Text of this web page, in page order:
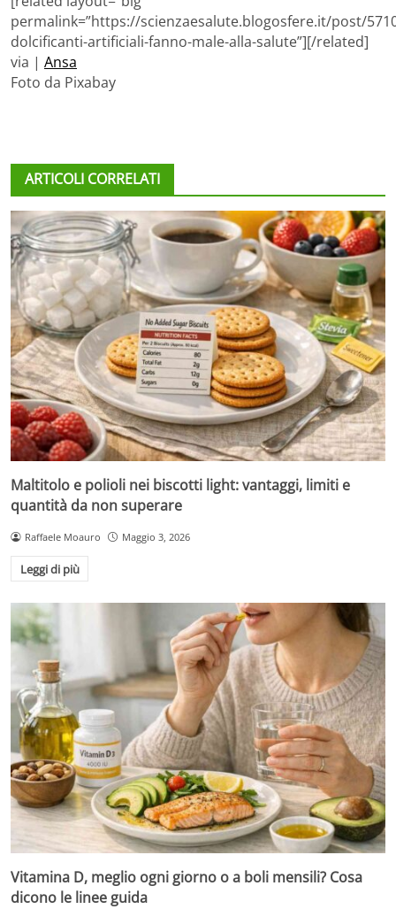
permalink=”https://scienzaesalute.blogosfere.it/post/
dolcificanti-artificiali-fanno-male-alla-salute”][/related]
via | Ansa
Foto da Pixabay
ARTICOLI CORRELATI
Maltitolo e polioli nei biscotti light: vantaggi, limiti e
quantità da non superare
Raffaele Moauro Maggio 3, 2026
Leggi di più
Vitamina D, meglio ogni giorno o a boli mensili? Cosa
dicono le linee guida